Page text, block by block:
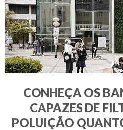
CONHEÇA OS
CAPAZES DE
POLUIÇÃO